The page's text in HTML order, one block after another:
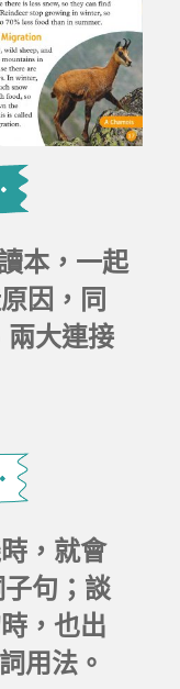
本，一起
因，同
大連接
，就會
句；談
，也出
用法。